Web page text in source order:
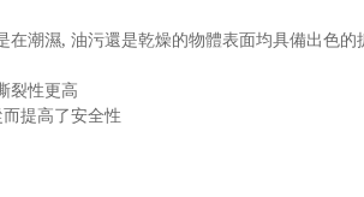
潮濕, 油污還是乾燥的物體表面均具備出色的
裂性更高
提高了安全性